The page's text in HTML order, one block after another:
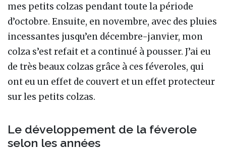
mes petits colzas pendant toute la période
d’octobre. Ensuite, en novembre, avec des pluies
incessantes jusqu’en décembre-janvier, mon
colza s’est refait et a continué à pousser. J’ai eu
de très beaux colzas grâce à ces féveroles, qui
ont eu un effet de couvert et un effet protecteur
sur les petits colzas.
Le développement de la féverole
selon les années